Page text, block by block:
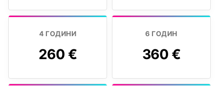
4 ГОДИНИ
260 €
6 ГОДИН
360 €